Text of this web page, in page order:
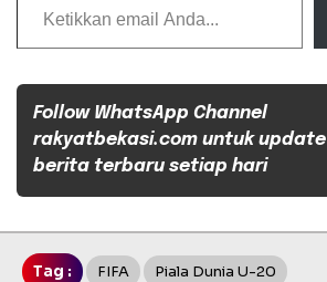
Follow WhatsApp Channel
rakyatbekasi.com untuk update
berita terbaru setiap hari
Tag : FIFA Piala Dunia U-20